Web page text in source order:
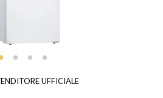
UFFICIALE